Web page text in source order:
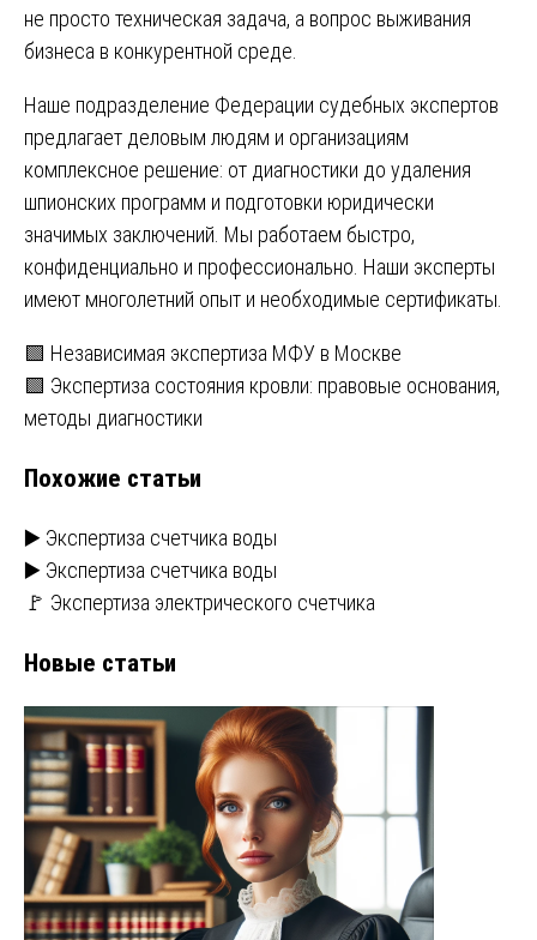
не просто техническая задача, а вопрос выживания
бизнеса в конкурентной среде.
Наше подразделение Федерации судебных экспертов
предлагает деловым людям и организациям
комплексное решение: от диагностики до удаления
шпионских программ и подготовки юридически
значимых заключений. Мы работаем быстро,
конфиденциально и профессионально. Наши эксперты
имеют многолетний опыт и необходимые сертификаты.
Навигация
по
🟩 Независимая экспертиза МФУ в Москве
🟩 Экспертиза состояния кровли: правовые основания,
методы диагностики
Похожие статьи
▶️ Экспертиза счетчика воды
▶️ Экспертиза счетчика воды
🚩 Экспертиза электрического счетчика
Новые статьи